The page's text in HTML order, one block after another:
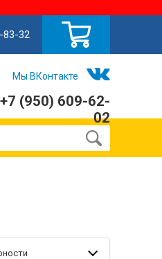
83-32
Мы ВКонтакте
+7 (950) 609-62-
02